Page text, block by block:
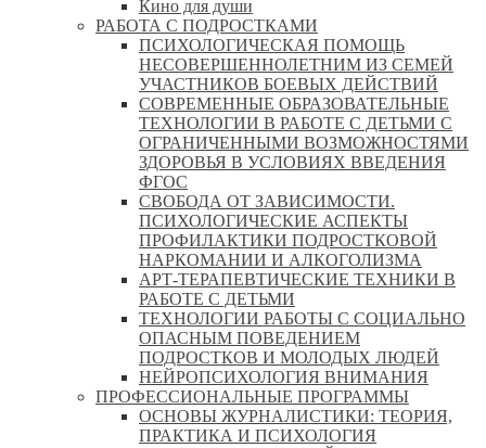
Кино для души
РАБОТА С ПОДРОСТКАМИ
ПСИХОЛОГИЧЕСКАЯ ПОМОЩЬ
НЕСОВЕРШЕННОЛЕТНИМ ИЗ СЕМЕЙ
УЧАСТНИКОВ БОЕВЫХ ДЕЙСТВИЙ
СОВРЕМЕННЫЕ ОБРАЗОВАТЕЛЬНЫЕ
ТЕХНОЛОГИИ В РАБОТЕ С ДЕТЬМИ С
ОГРАНИЧЕННЫМИ ВОЗМОЖНОСТЯМИ
ЗДОРОВЬЯ В УСЛОВИЯХ ВВЕДЕНИЯ
ФГОС
СВОБОДА ОТ ЗАВИСИМОСТИ.
ПСИХОЛОГИЧЕСКИЕ АСПЕКТЫ
ПРОФИЛАКТИКИ ПОДРОСТКОВОЙ
НАРКОМАНИИ И АЛКОГОЛИЗМА
АРТ-ТЕРАПЕВТИЧЕСКИЕ ТЕХНИКИ В
РАБОТЕ С ДЕТЬМИ
ТЕХНОЛОГИИ РАБОТЫ С СОЦИАЛЬНО
ОПАСНЫМ ПОВЕДЕНИЕМ
ПОДРОСТКОВ И МОЛОДЫХ ЛЮДЕЙ
НЕЙРОПСИХОЛОГИЯ ВНИМАНИЯ
ПРОФЕССИОНАЛЬНЫЕ ПРОГРАММЫ
ОСНОВЫ ЖУРНАЛИСТИКИ: ТЕОРИЯ,
ПРАКТИКА И ПСИХОЛОГИЯ